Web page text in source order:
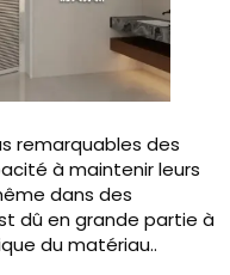
remarquables des
à maintenir leurs
dans des
dû en grande partie à
du matériau..